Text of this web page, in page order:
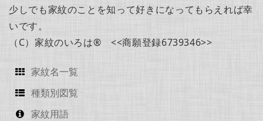
少しでも家紋のことを知って好きになってもらえれば幸
いです。
（C）家紋のいろは® <<商願登録6739346>>
家紋名一覧
種類別図覧
家紋用語